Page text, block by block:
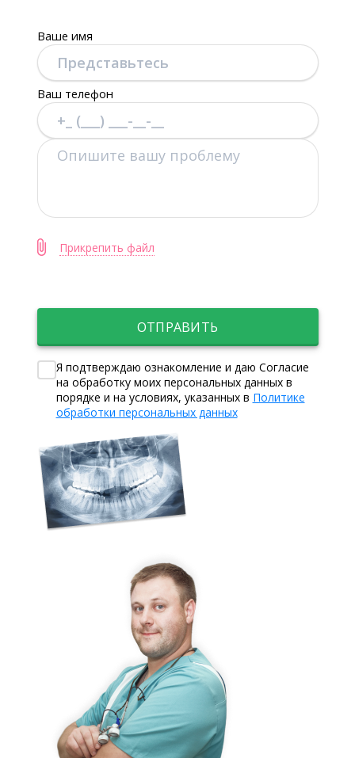
Ваше имя
Ваш телефон
Прикрепить файл
ОТПРАВИТЬ
Я подтверждаю ознакомление и даю Согласие
на обработку моих персональных данных в
порядке и на условиях, указанных в Политике
обработки персональных данных